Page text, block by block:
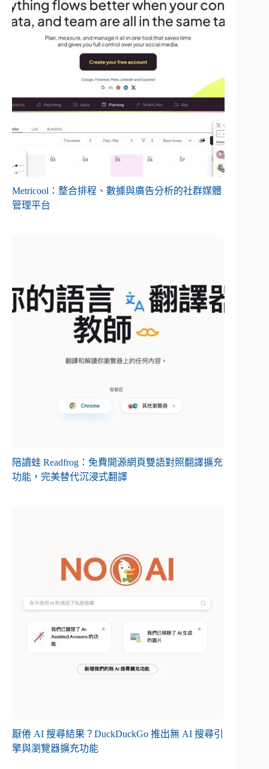
Metricool：整合排程、數據與廣告分析的社群媒體
管理平台
陪讀蛙 Readfrog：免費開源網頁雙語對照翻譯擴充
功能，完美替代沉浸式翻譯
厭倦 AI 搜尋結果？DuckDuckGo 推出無 AI 搜尋引
擎與瀏覽器擴充功能